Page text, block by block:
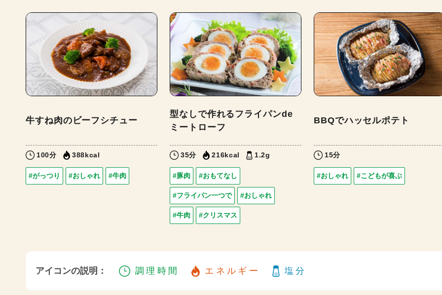
牛すね肉のビーフシチュー
100分 388kcal
#がっつり #おしゃれ #牛肉
型なしで作れるフライパンde
ミートローフ
35分 216kcal 1.2g
#豚肉 #おもてなし
#フライパン一つで #おしゃれ
#牛肉 #クリスマス
BBQでハッセルポテト
15分
#おしゃれ #こどもが喜ぶ
アイコンの説明： 調理時間 エネルギー 塩分